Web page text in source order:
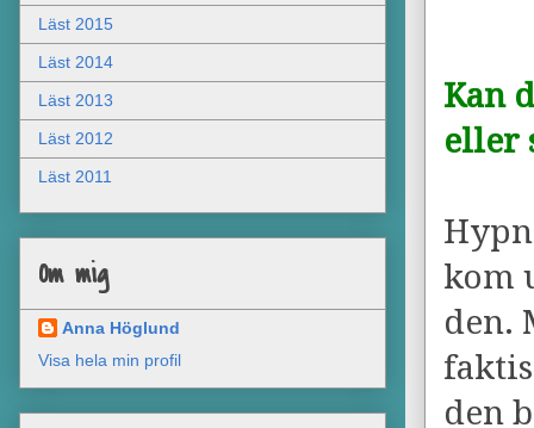
Kan
eller
kom
den.
den
Läst 2015
Läst 2014
Läst 2013
Läst 2012
Läst 2011
Om mig
Anna Höglund
Visa hela min profil